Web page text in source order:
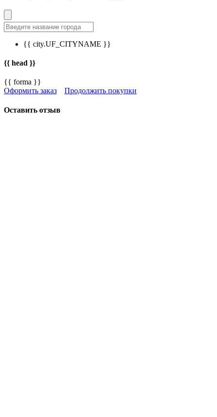
{{ city.UF_CITYNAME }}
{{ head }}
{{ forma }}
Оформить заказ
Продолжить покупки
Оставить отзыв